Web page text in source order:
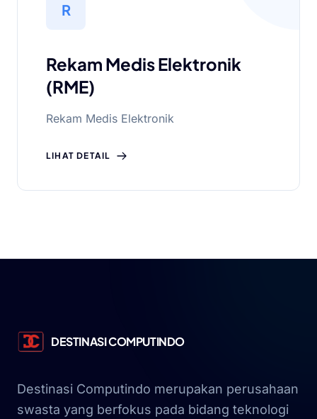
R
Rekam Medis Elektronik
(RME)
Rekam Medis Elektronik
LIHAT DETAIL
DESTINASI COMPUTINDO
Destinasi Computindo merupakan perusahaan
swasta yang berfokus pada bidang teknologi